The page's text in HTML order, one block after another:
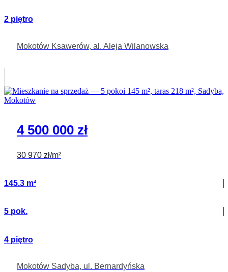
2 piętro
Mokotów Ksawerów, al. Aleja Wilanowska
4 500 000 zł
30 970 zł/m²
145.3 m²
5 pok.
4 piętro
Mokotów Sadyba, ul. Bernardyńska